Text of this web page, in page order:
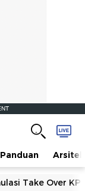
Take Over